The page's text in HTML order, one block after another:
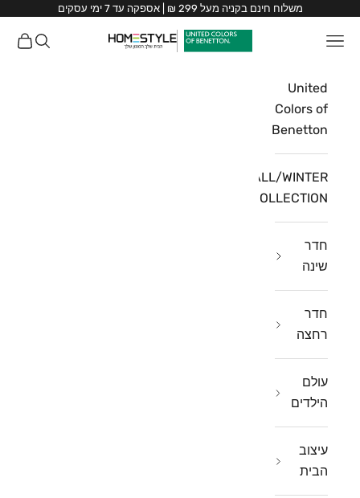
משלוח חינם בקניה מעל 299 ₪ | אספקה עד 7 ימי עסקים
HomeStyle
HomeStyle תפריט חיפושעגלת
United
Colors of
Benetton
FALL/WINTER
COLLECTION
חדר
שינה
חדר
רחצה
עולם
הילדים
עיצוב
הבית